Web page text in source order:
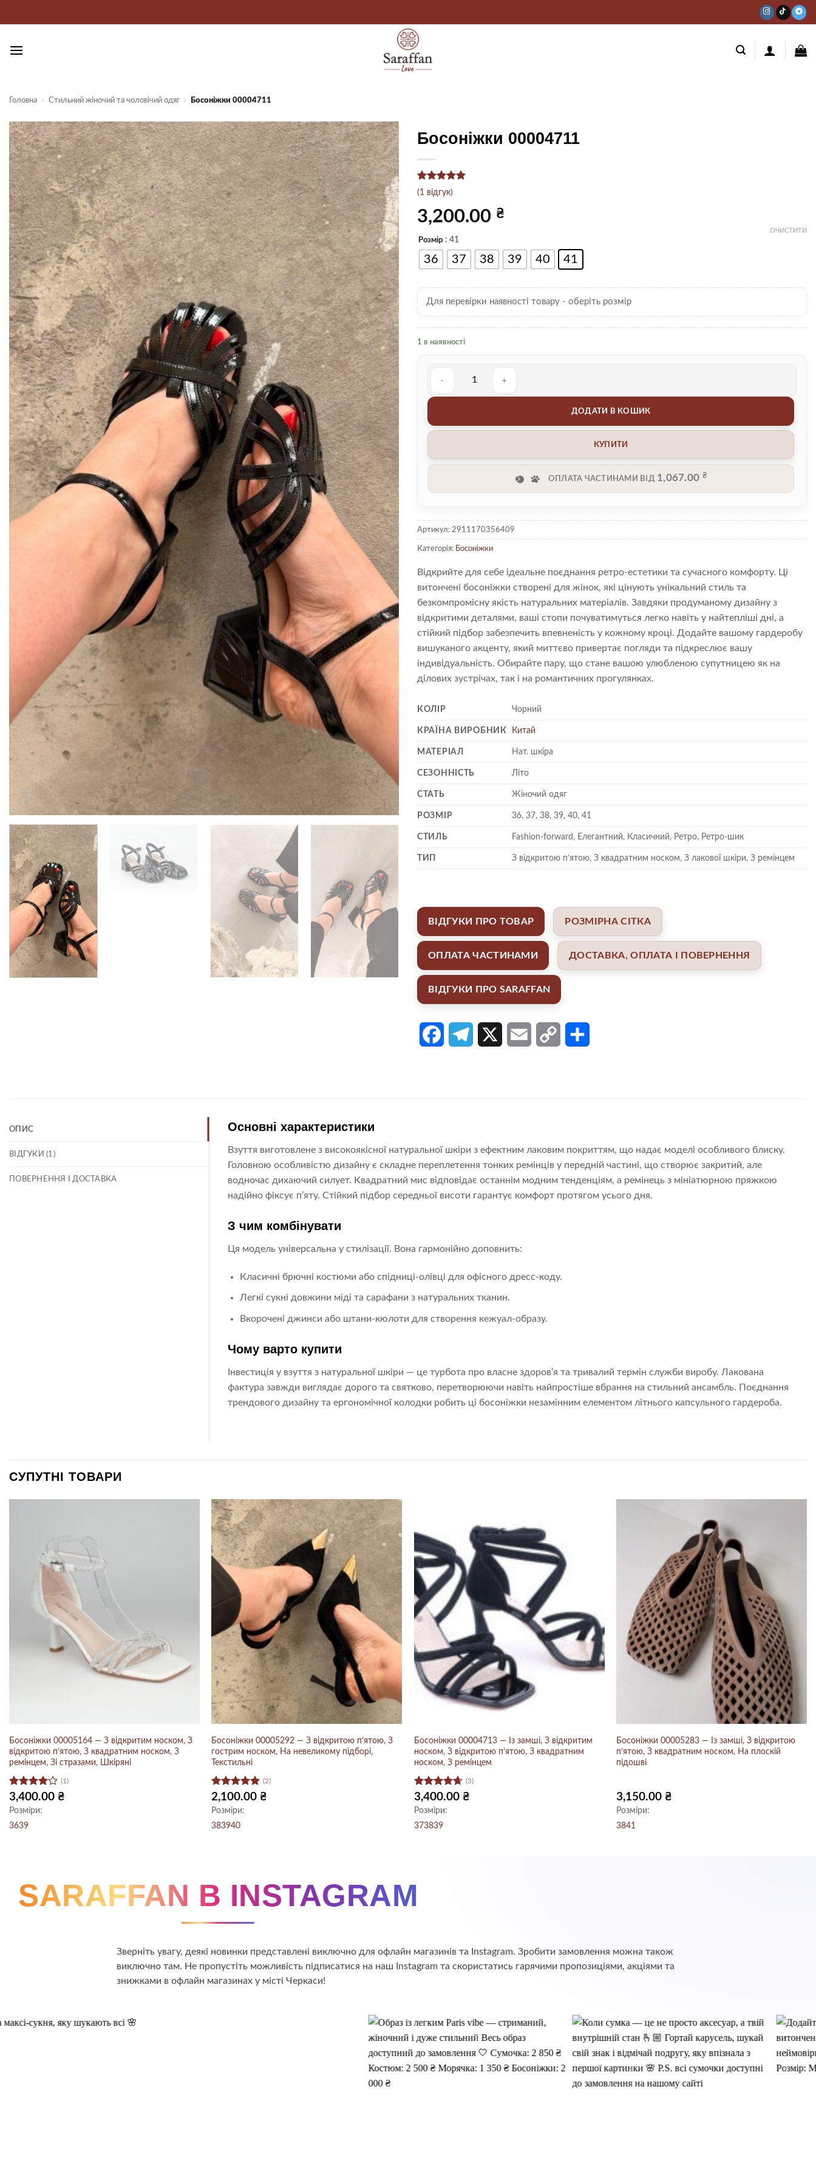
Головна » Стильний жіночий та чоловічий одяг » Босоніжки 00004711
Босоніжки 00004711
Рейтинг
з 5 на
основі
опитування
1
покупця
(1 відгук)
3,200.00 ₴
Розмір : 41
36 37 38 39 40 41
ОЧИСТИТИ
Для перевірки наявності товару - оберіть розмір
1 в наявності
ДОДАТИ В КОШИК
КУПИТИ
ОПЛАТА ЧАСТИНАМИ ВІД 1,067.00 ₴
Артикул: 2911170356409
Категорія: Босоніжки
Відкрийте для себе ідеальне поєднання ретро-естетики та сучасного комфорту. Ці
витончені босоніжки створені для жінок, які цінують унікальний стиль та
безкомпромісну якість натуральних матеріалів. Завдяки продуманому дизайну з
відкритими деталями, ваші стопи почуватимуться легко навіть у найтепліші дні, а
стійкий підбор забезпечить впевненість у кожному кроці. Додайте вашому гардеробу
вишуканого акценту, який миттєво привертає погляди та підкреслює вашу
індивідуальність. Обирайте пару, що стане вашою улюбленою супутницею як на
ділових зустрічах, так і на романтичних прогулянках.
КОЛІР Чорний
КРАЇНА ВИРОБНИК Китай
МАТЕРІАЛ Нат. шкіра
СЕЗОННІСТЬ Літо
СТАТЬ Жіночий одяг
РОЗМІР 36, 37, 38, 39, 40, 41
СТИЛЬ Fashion-forward, Елегантний, Класичний, Ретро, Ретро-шик
ТИП З відкритою п’ятою, З квадратним носком, З лакової шкіри, З ремінцем
ВІДГУКИ ПРО ТОВАР РОЗМІРНА СІТКА
ОПЛАТА ЧАСТИНАМИ ДОСТАВКА, ОПЛАТА І ПОВЕРНЕННЯ
ВІДГУКИ ПРО SARAFFAN
FacebookTelegram Email Copy
ОПИС
ВІДГУКИ (1)
ПОВЕРНЕННЯ І ДОСТАВКА
Основні характеристики
Взуття виготовлене з високоякісної натуральної шкіри з ефектним лаковим покриттям, що надає моделі особливого блиску.
Головною особливістю дизайну є складне переплетення тонких ремінців у передній частині, що створює закритий, але
водночас дихаючий силует. Квадратний мис відповідає останнім модним тенденціям, а ремінець з мініатюрною пряжкою
надійно фіксує п’яту. Стійкий підбор середньої висоти гарантує комфорт протягом усього дня.
З чим комбінувати
Ця модель універсальна у стилізації. Вона гармонійно доповнить:
Класичні брючні костюми або спідниці-олівці для офісного дресс-коду.
Легкі сукні довжини міді та сарафани з натуральних тканин.
Вкорочені джинси або штани-кюлоти для створення кежуал-образу.
Чому варто купити
Інвестиція у взуття з натуральної шкіри — це турбота про власне здоров’я та тривалий термін служби виробу. Лакована
фактура завжди виглядає дорого та святково, перетворюючи навіть найпростіше вбрання на стильний ансамбль. Поєднання
трендового дизайну та ергономічної колодки робить ці босоніжки незамінним елементом літнього капсульного гардероба.
СУПУТНІ ТОВАРИ
Босоніжки 00005164 — З відкритим носком, З
відкритою п’ятою, З квадратним носком, З
ремінцем, Зі стразами, Шкіряні
Оцінено
в
з 5
(1)
3,400.00 ₴
Розміри:
3639
Босоніжки 00005292 — З відкритою п’ятою, З
гострим носком, На невеликому підборі,
Текстильні
Оцінено в
5 з 5
(2)
2,100.00 ₴
Розміри:
383940
Босоніжки 00004713 — Із замші, З відкритим
носком, З відкритою п’ятою, З квадратним
носком, З ремінцем
Оцінено в
4.67
з 5
(3)
3,400.00 ₴
Розміри:
373839
Босоніжки 00005283 — Із замші, З відкритою
п’ятою, З квадратним носком, На плоскій
підошві
3,150.00 ₴
Розміри:
3841
SARAFFAN В INSTAGRAM
Зверніть увагу, деякі новинки представлені виключно для офлайн магазинів та Instagram. Зробити замовлення можна також
виключно там. Не пропустіть можливість підписатися на наш Instagram та скористатись гарячими пропозиціями, акціями та
знижками в офлайн магазинах у місті Черкаси!